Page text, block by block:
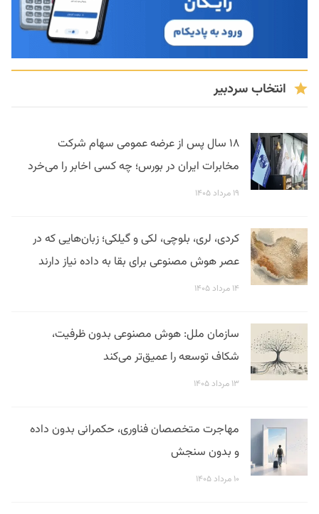
انتخاب سردبیر
۱۸ سال پس از عرضه عمومی سهام شرکت
مخابرات ایران در بورس؛ چه کسی اخابر را می‌خرد
۱۹ مرداد ۱۴۰۵
کردی، لری، بلوچی، لکی و گیلکی؛ زبان‌هایی که در
عصر هوش مصنوعی برای بقا به داده نیاز دارند
۱۴ مرداد ۱۴۰۵
سازمان ملل: هوش مصنوعی بدون ظرفیت،
شکاف توسعه را عمیق‌تر می‌کند
۱۳ مرداد ۱۴۰۵
مهاجرت متخصصان فناوری، حکمرانی بدون داده
و بدون سنجش
۱۰ مرداد ۱۴۰۵